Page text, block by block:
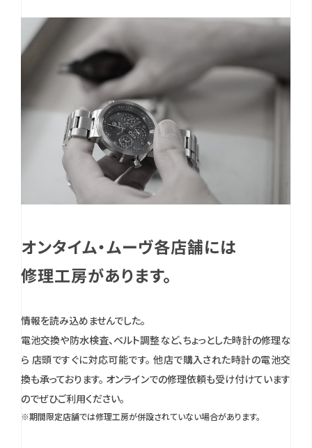
オンタイム・ムーヴ各店舗には
修理工房があります。
情報を読み込めませんでした。
電池交換や防水検査、ベルト調整など、ちょっとした時計の修理な
ら 店頭ですぐに対応可能です。 他店で購入された時計の電池交
換も承っております。 オンラインでの修理依頼も受け付けています
のでぜひご利用ください。
※期間限定店舗では修理工房が併設されていない場合があります。